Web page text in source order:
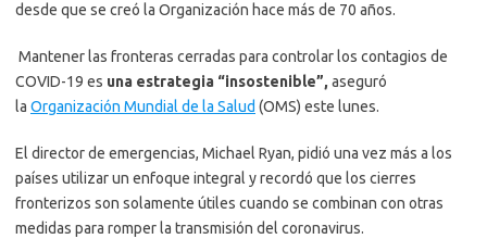
desde que se creó la Organización hace más de 70 años.
Mantener las fronteras cerradas para controlar los contagios de
COVID-19 es una estrategia “insostenible”, aseguró
la Organización Mundial de la Salud (OMS) este lunes.
El director de emergencias, Michael Ryan, pidió una vez más a los
países utilizar un enfoque integral y recordó que los cierres
fronterizos son solamente útiles cuando se combinan con otras
medidas para romper la transmisión del coronavirus.